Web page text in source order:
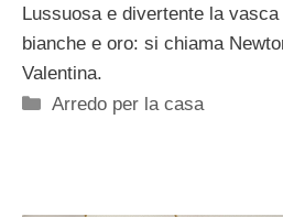
Lussuosa e divertente la
bianche e oro: si chiama
Valentina.
Categorie
Arredo per la casa